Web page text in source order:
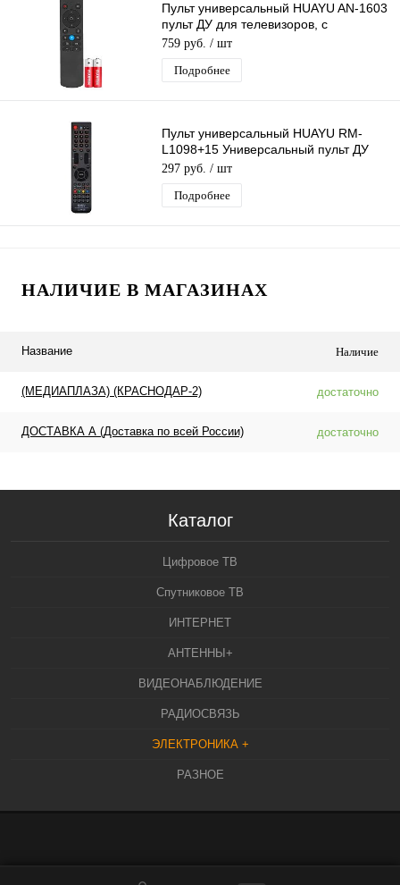
Пульт универсальный HUAYU AN-1603
пульт ДУ для телевизоров, с
функцией голосового управления
759 руб. / шт
Подробнее
Пульт универсальный HUAYU RM-
L1098+15 Универсальный пульт ДУ
для разных моделей Телевизоров
297 руб. / шт
Подробнее
НАЛИЧИЕ В МАГАЗИНАХ
Название Наличие
(МЕДИАПЛАЗА) (КРАСНОДАР-2) достаточно
ДОСТАВКА А (Доставка по всей России) достаточно
Каталог
Цифровое ТВ
Спутниковое ТВ
ИНТЕРНЕТ
АНТЕННЫ+
ВИДЕОНАБЛЮДЕНИЕ
РАДИОСВЯЗЬ
ЭЛЕКТРОНИКА +
РАЗНОЕ